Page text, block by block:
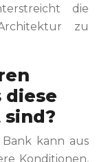
die
zu
diese
kann aus
Konditionen,